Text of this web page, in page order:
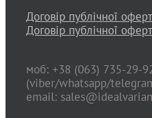
Договір публічної
Договір публічної
моб: +38 (063) 735-29-
(viber/whatsapp/
email: